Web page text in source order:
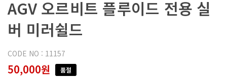
AGV 오르비트 플루이드 전용 실
버 미러쉴드
CODE NO : 11157
50,000원 품절